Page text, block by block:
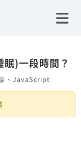
)一段時間？
、 JavaScript